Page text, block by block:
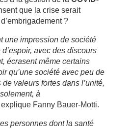
que la crise serait
?
une impression de société
avec des discours
écrasent même certains
qu’une société avec peu de
de valeurs fortes dans l’unité,
à
explique Fanny Bauer-Motti.
personnes dont la santé